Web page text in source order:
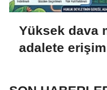
Yüksek dava
adalete